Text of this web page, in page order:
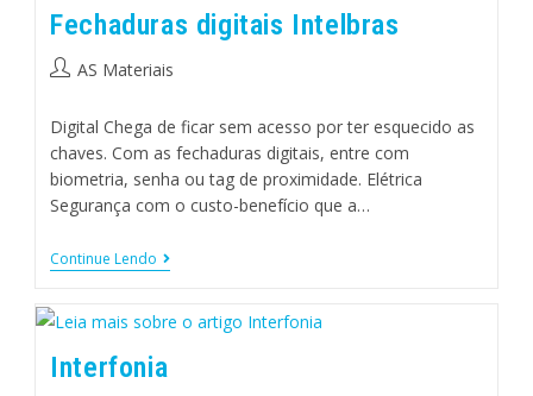
Fechaduras digitais Intelbras
AS Materiais
Digital Chega de ficar sem acesso por ter esquecido as
chaves. Com as fechaduras digitais, entre com
biometria, senha ou tag de proximidade. Elétrica
Segurança com o custo-benefício que a…
Continue Lendo
Interfonia